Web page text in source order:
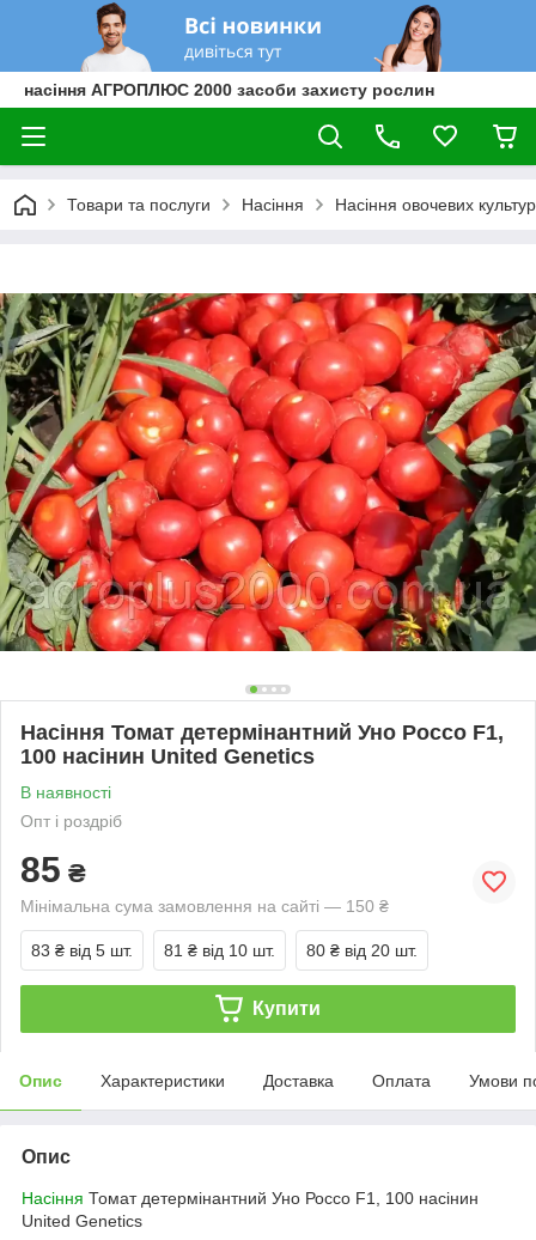
насіння АГРОПЛЮС 2000 засоби захисту рослин
Товари та послуги Насіння Насіння овочевих культур
Насіння Томат детермінантний Уно Россо F1,
100 насінин United Genetics
В наявності
Опт і роздріб
85 ₴
Мінімальна сума замовлення на сайті — 150 ₴
83 ₴ від 5 шт. 81 ₴ від 10 шт. 80 ₴ від 20 шт.
Купити
Опис Характеристики Доставка Оплата Умови
Опис
Насіння Томат детермінантний Уно Россо F1, 100 насінин
United Genetics